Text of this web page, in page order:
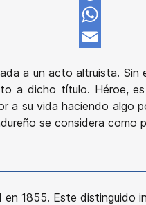
Pinterest
WhatsApp
a un acto altruista.
a dicho título. Héroe,
a su vida haciendo
se considera como
en 1855. Este